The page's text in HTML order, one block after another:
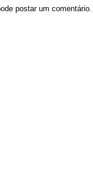
postar um comentário.